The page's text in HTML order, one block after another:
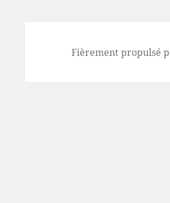
Fièrement propulsé